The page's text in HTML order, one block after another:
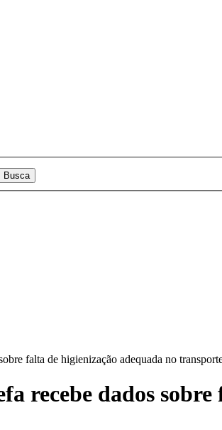
Busca
falta de higienização adequada no
recebe dados